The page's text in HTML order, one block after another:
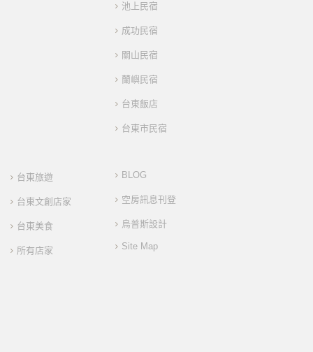
池上民宿
成功民宿
關山民宿
蘭嶼民宿
台東飯店
台東市民宿
台東旅遊
台東文創店家
台東美食
所有店家
BLOG
空房訊息刊登
烏普斯設計
Site Map